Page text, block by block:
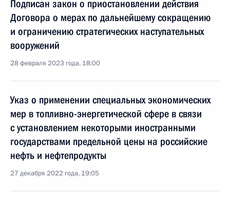
Подписан закон о приостановлении действия
Договора о мерах по дальнейшему сокращению
и ограничению стратегических наступательных
вооружений
28 февраля 2023 года, 18:00
Указ о применении специальных экономических
мер в топливно-энергетической сфере в связи
с установлением некоторыми иностранными
государствами предельной цены на российские
нефть и нефтепродукты
27 декабря 2022 года, 19:05